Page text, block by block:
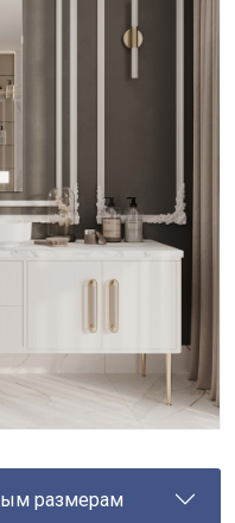
размерам